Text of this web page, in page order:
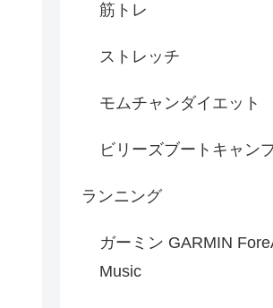
筋トレ
ストレッチ
モムチャンダイエット
ビリーズブートキャン
ランニング
ガーミン GARMIN
Music